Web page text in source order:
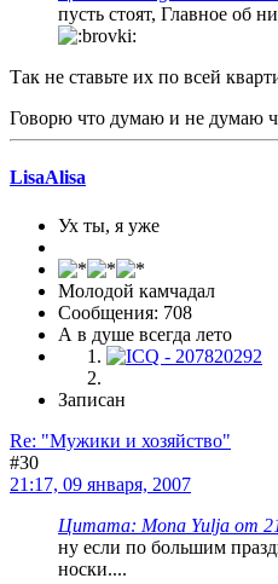
пусть стоят, Главное об
Так не ставьте их по всей
Говорю что думаю и не думаю
LisaAlisa
Ух ты, я уже
Молодой камчадал
Сообщения: 708
А в душе всегда лето
Записан
Re: "Мужики и хозяйство"
#30
21:17, 09 января, 2007
Цитата: Mona Yulja от
ну если по большим
носки....